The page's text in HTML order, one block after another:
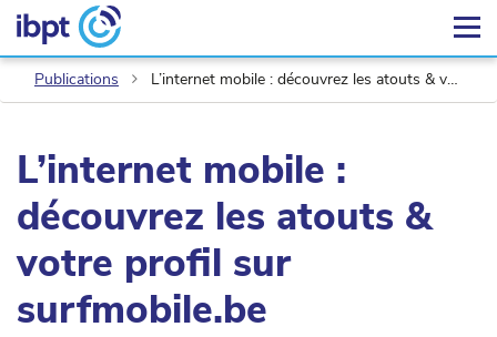
Publications L’internet mobile : découvrez les atouts & votre profil sur surfmobile.be
L’internet mobile :
découvrez les atouts &
votre profil sur
surfmobile.be